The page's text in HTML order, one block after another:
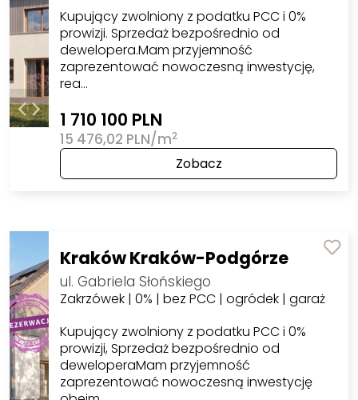
Kupujący zwolniony z podatku PCC i 0%
prowizji. Sprzedaż bezpośrednio od
dewelopera.Mam przyjemność
zaprezentować nowoczesną inwestycję,
rea…
1 710 100 PLN
15 476,02 PLN/m2
Zobacz
Kraków Kraków-Podgórze
ul. Gabriela Słońskiego
Zakrzówek | 0% | bez PCC | ogródek | garaż
Kupujący zwolniony z podatku PCC i 0%
prowizji, Sprzedaż bezpośrednio od
deweloperaMam przyjemność
zaprezentować nowoczesną inwestycję